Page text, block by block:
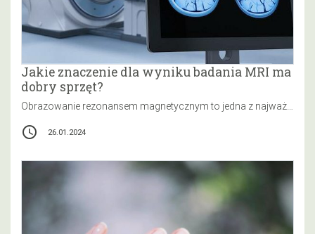
Jakie znaczenie dla wyniku badania MRI ma
dobry sprzęt?
Obrazowanie rezonansem magnetycznym to jedna z najważniejszych technik diagnostycznych w medycynie, która pozwala na dokładne badanie wewnętrznych struktur ciała pacjenta.…
access_time 26.01.2024